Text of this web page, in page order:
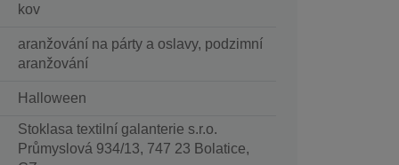
kov
aranžování na párty a oslavy, podzimní
aranžování
Halloween
Stoklasa textilní galanterie s.r.o.
Průmyslová 934/13, 747 23 Bolatice,